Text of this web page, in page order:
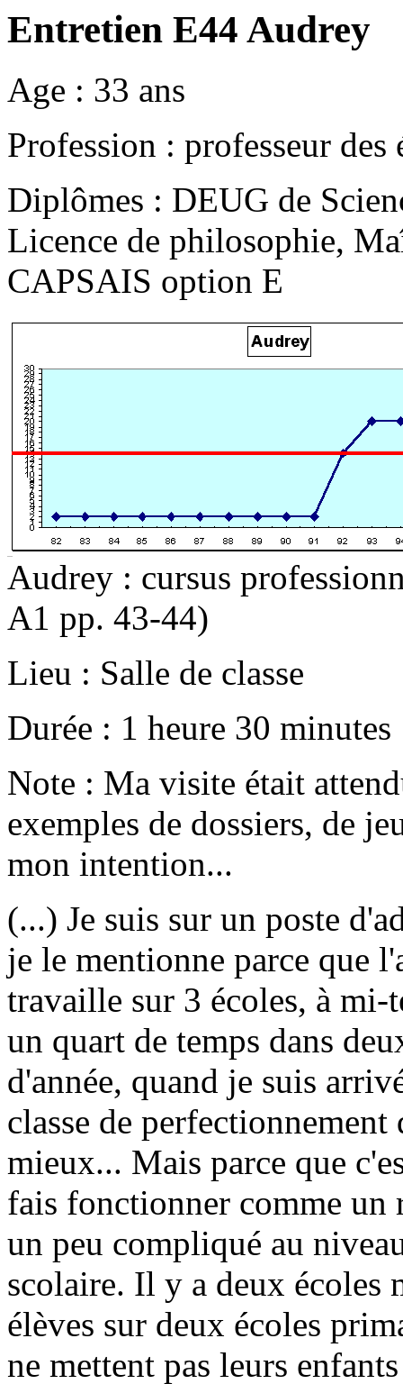
Entretien E44 Audrey
Age : 33 ans
Profession : professeur
Diplômes : DEUG de
Licence de philosophie,
CAPSAIS option E
Audrey : cursus
A1 pp. 43-44)
Lieu : Salle de classe
Durée : 1 heure 30 minutes
Note : Ma visite était
exemples de dossiers, de
mon intention...
(...) Je suis sur un poste
je le mentionne parce que
travaille sur 3 écoles, à
un quart de temps dans
d'année, quand je suis
classe de
mieux... Mais parce que
fais fonctionner comme un
un peu compliqué au
scolaire. Il y a deux écoles
élèves sur deux écoles
ne mettent pas leurs